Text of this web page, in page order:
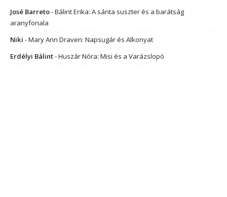
José Barreto-Bálint Erika: A sánta suszter és a barátság
aranyfonala
Niki -Mary Ann Draven: Napsugár és Alkonyat
Erdélyi Bálint-Huszár Nóra: Misi és a Varázslopó